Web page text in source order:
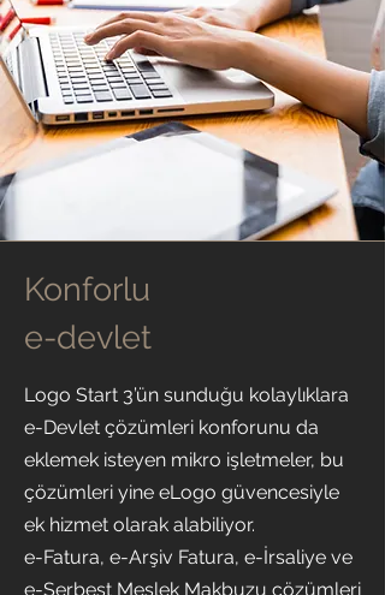
Konforlu
e-devlet
Logo Start 3’ün sunduğu kolaylıklara
e-Devlet çözümleri konforunu da
eklemek isteyen mikro işletmeler, bu
çözümleri yine eLogo güvencesiyle
ek hizmet olarak alabiliyor.
e-Fatura, e-Arşiv Fatura, e-İrsaliye ve
e-Serbest Meslek Makbuzu çözümleri